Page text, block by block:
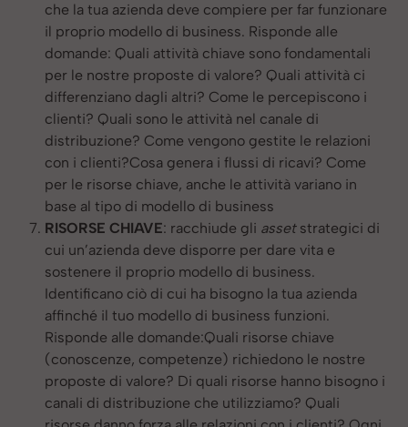
che la tua azienda deve compiere per far funzionare
il proprio modello di business. Risponde alle
domande: Quali attività chiave sono fondamentali
per le nostre proposte di valore? Quali attività ci
differenziano dagli altri? Come le percepiscono i
clienti? Quali sono le attività nel canale di
distribuzione? Come vengono gestite le relazioni
con i clienti?Cosa genera i flussi di ricavi? Come
per le risorse chiave, anche le attività variano in
base al tipo di modello di business
RISORSE CHIAVE: racchiude gli asset strategici di
cui un’azienda deve disporre per dare vita e
sostenere il proprio modello di business.
Identificano ciò di cui ha bisogno la tua azienda
affinché il tuo modello di business funzioni.
Risponde alle domande:Quali risorse chiave
(conoscenze, competenze) richiedono le nostre
proposte di valore? Di quali risorse hanno bisogno i
canali di distribuzione che utilizziamo? Quali